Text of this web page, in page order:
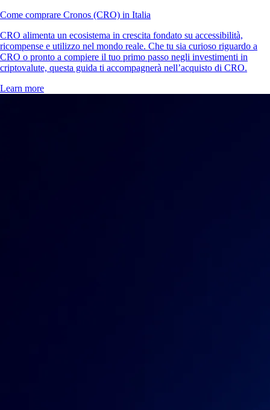
Come comprare Cronos (CRO) in Italia
CRO alimenta un ecosistema in crescita fondato su accessibilità,
ricompense e utilizzo nel mondo reale. Che tu sia curioso riguardo a
CRO o pronto a compiere il tuo primo passo negli investimenti in
criptovalute, questa guida ti accompagnerà nell’acquisto di CRO.
Learn more